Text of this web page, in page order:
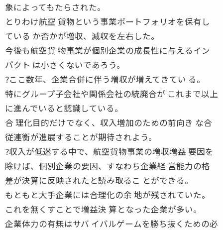
象によってもたらされた。
とりわけ航空 貨物という事業ポートフォリオを保有し
ている か否かが増収、減収を左右した。
今後も航空貨 物事業が個別企業の成長性に与えるイン
パクト は小さくないであろう。
?ここ数年、企業合併に伴う増収が増えてきてい る。
特にグループ子会社や関係会社の統廃合が これまで以上
に進んでいると認識している。
合 理化目的だけでなく、収入増加のための前向き な合
従連衡が進展することが期待されよう。
?収入が低迷する中で、航空貨物事業の増収増益 要因を
除けば、個別企業の要因、すなわち企業経 営能力の格
差が決算に反映されたと読み取るこ とができる。
もともと大手企業には合理化の余 地が残されていた。
これを無くすことで増益決 算となった企業が多い。
企業体力の有無はサバ イバルゲームを勝ち抜くための必